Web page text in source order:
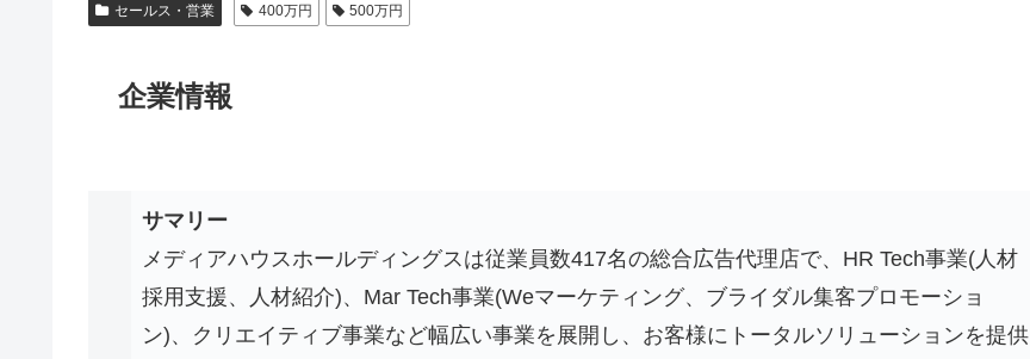
セールス・営業 400万円 500万円
企業情報
サマリー
メディアハウスホールディングスは従業員数417名の総合広告代理店で、HR Tech事業(人材
採用支援、人材紹介)、Mar Tech事業(Weマーケティング、ブライダル集客プロモーショ
ン)、クリエイティブ事業など幅広い事業を展開し、お客様にトータルソリューションを提供